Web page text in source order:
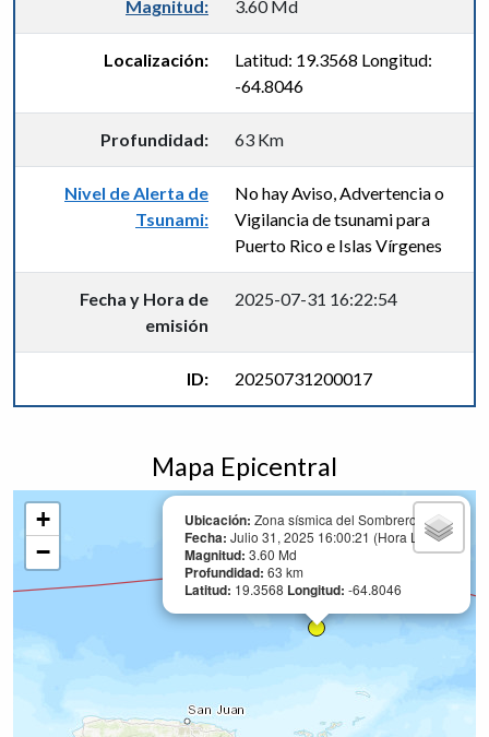
Magnitud: 3.60 Md
Localización:
Latitud: 19.3568 Longitud:
-64.8046
Profundidad: 63 Km
Nivel de Alerta de
Tsunami:
No hay Aviso, Advertencia o
Vigilancia de tsunami para
Puerto Rico e Islas Vírgenes
Fecha y Hora de
emisión
2025-07-31 16:22:54
ID: 20250731200017
Mapa Epicentral
Ubicación: Zona sísmica del Sombrero
Fecha: Julio 31, 2025 16:00:21 (Hora Local)
Magnitud: 3.60 Md
Profundidad: 63 km
Latitud: 19.3568 Longitud: -64.8046
+
−